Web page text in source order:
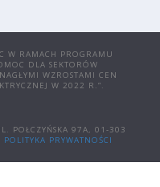
W RAMACH PROGRAMU
DLA SEKTORÓW
WZROSTAMI CEN
W 2022 R.”.
POŁCZYŃSKA 97A, 01-303
POLITYKA PRYWATNOŚCI